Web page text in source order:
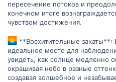
пересечение потоков и
конечном итоге
чувством достижения.
**Восхитительные
идеальное место для
увидеть, как солнце медленно
окрашивая небо в разные
создавая волшебное и